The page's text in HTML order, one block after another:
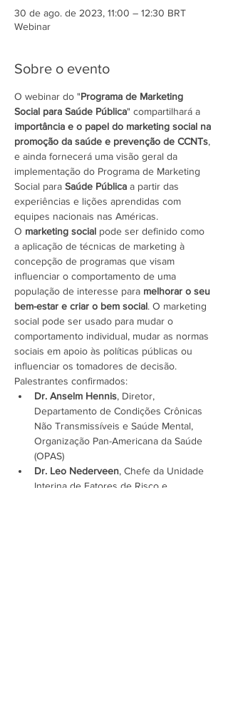
30 de ago. de 2023, 11:00 – 12:30 BRT
Webinar
Sobre o evento
O webinar do "Programa de Marketing
Social para Saúde Pública" compartilhará a
importância e o papel do marketing social na
promoção da saúde e prevenção de CCNTs,
e ainda fornecerá uma visão geral da
implementação do Programa de Marketing
Social para Saúde Pública a partir das
experiências e lições aprendidas com
equipes nacionais nas Américas.
O marketing social pode ser definido como
a aplicação de técnicas de marketing à
concepção de programas que visam
influenciar o comportamento de uma
população de interesse para melhorar o seu
bem-estar e criar o bem social. O marketing
social pode ser usado para mudar o
comportamento individual, mudar as normas
sociais em apoio às políticas públicas ou
influenciar os tomadores de decisão.
Palestrantes confirmados:
Dr. Anselm Hennis, Diretor,
Departamento de Condições Crônicas
Não Transmissíveis e Saúde Mental,
Organização Pan-Americana da Saúde
(OPAS)
Dr. Leo Nederveen, Chefe da Unidade
Interina de Fatores de Risco e…